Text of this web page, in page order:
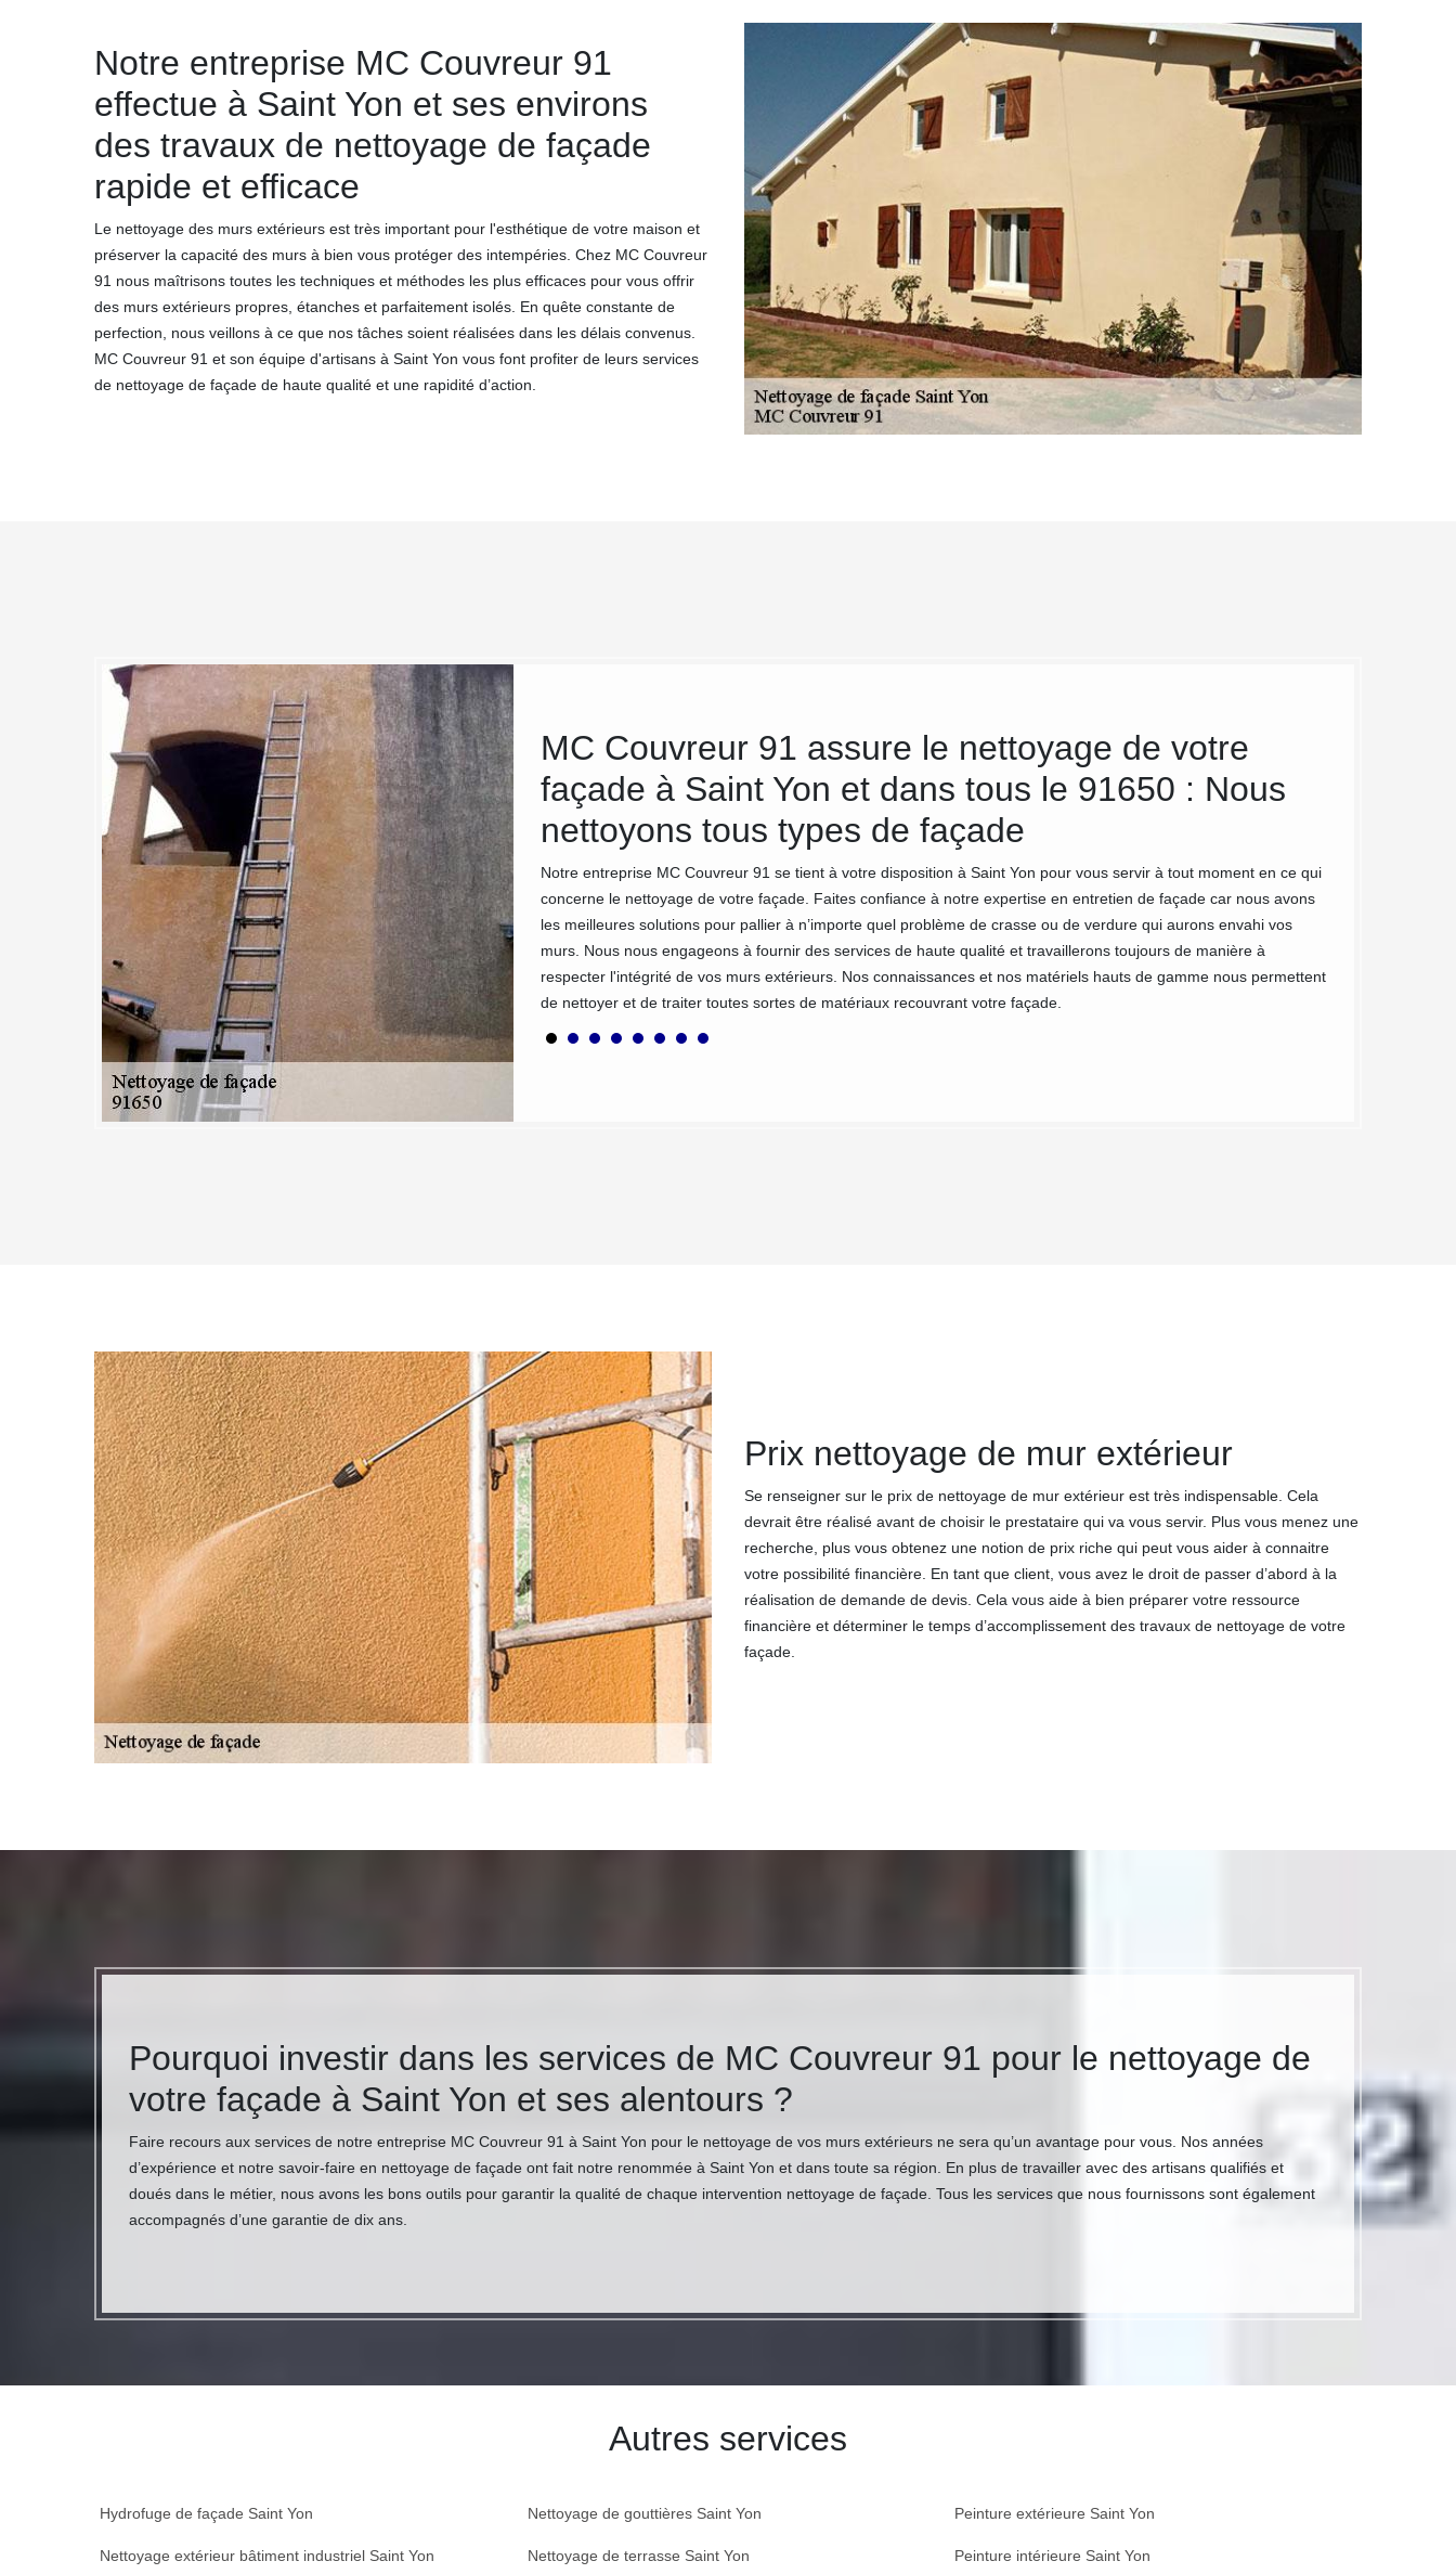
Notre entreprise MC Couvreur 91
effectue à Saint Yon et ses environs
des travaux de nettoyage de façade
rapide et efficace
Le nettoyage des murs extérieurs est très important pour l'esthétique de votre maison et
préserver la capacité des murs à bien vous protéger des intempéries. Chez MC Couvreur
91 nous maîtrisons toutes les techniques et méthodes les plus efficaces pour vous offrir
des murs extérieurs propres, étanches et parfaitement isolés. En quête constante de
perfection, nous veillons à ce que nos tâches soient réalisées dans les délais convenus.
MC Couvreur 91 et son équipe d'artisans à Saint Yon vous font profiter de leurs services
de nettoyage de façade de haute qualité et une rapidité d’action.
offre à Saint Yon un gage de
nettoyage de façade
belle et vous évitera de faire des réparations majeures si les murs sont
d’une façade propre, notre société tient à cœur à vous apporter une
seront accompagnées de solutions sur-mesure pour assurer un travail de
Que ce soit pour un nettoyage de façade pour le compte d'un
entreprise, nous pouvons répondre aux exigences de nos clients. Si
de sa région, contacter-nous.
MC Couvreur 91 assure le nettoyage de votre
façade à Saint Yon et dans tous le 91650 : Nous
nettoyons tous types de façade
Notre entreprise MC Couvreur 91 se tient à votre disposition à Saint Yon pour vous servir à tout moment en ce qui
concerne le nettoyage de votre façade. Faites confiance à notre expertise en entretien de façade car nous avons
les meilleures solutions pour pallier à n’importe quel problème de crasse ou de verdure qui aurons envahi vos
murs. Nous nous engageons à fournir des services de haute qualité et travaillerons toujours de manière à
respecter l'intégrité de vos murs extérieurs. Nos connaissances et nos matériels hauts de gamme nous permettent
de nettoyer et de traiter toutes sortes de matériaux recouvrant votre façade.
Prix nettoyage de mur extérieur
Se renseigner sur le prix de nettoyage de mur extérieur est très indispensable. Cela
devrait être réalisé avant de choisir le prestataire qui va vous servir. Plus vous menez une
recherche, plus vous obtenez une notion de prix riche qui peut vous aider à connaitre
votre possibilité financière. En tant que client, vous avez le droit de passer d’abord à la
réalisation de demande de devis. Cela vous aide à bien préparer votre ressource
financière et déterminer le temps d’accomplissement des travaux de nettoyage de votre
façade.
Pourquoi investir dans les services de MC Couvreur 91 pour le nettoyage de
votre façade à Saint Yon et ses alentours ?
Faire recours aux services de notre entreprise MC Couvreur 91 à Saint Yon pour le nettoyage de vos murs extérieurs ne sera qu’un avantage pour vous. Nos années
d’expérience et notre savoir-faire en nettoyage de façade ont fait notre renommée à Saint Yon et dans toute sa région. En plus de travailler avec des artisans qualifiés et
doués dans le métier, nous avons les bons outils pour garantir la qualité de chaque intervention nettoyage de façade. Tous les services que nous fournissons sont également
accompagnés d’une garantie de dix ans.
Autres services
Hydrofuge de façade Saint Yon
Nettoyage extérieur bâtiment industriel Saint Yon
Nettoyage de gouttières Saint Yon
Nettoyage de terrasse Saint Yon
Peinture extérieure Saint Yon
Peinture intérieure Saint Yon